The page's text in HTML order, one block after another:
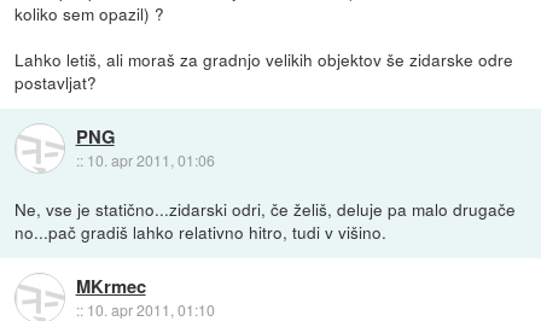
koliko sem opazil) ?
Lahko letiš, ali moraš za gradnjo velikih objektov še zidarske odre
postavljat?
PNG
:: 10. apr 2011, 01:06
Ne, vse je statično...zidarski odri, če želiš, deluje pa malo drugače
no...pač gradiš lahko relativno hitro, tudi v višino.
MKrmec
:: 10. apr 2011, 01:10